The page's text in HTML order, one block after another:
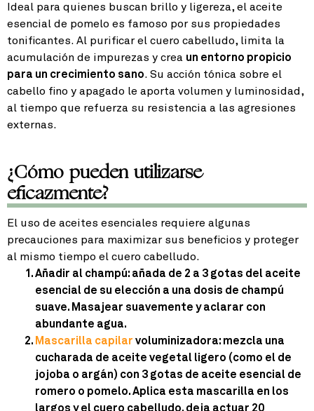
Ideal para quienes buscan brillo y ligereza, el aceite
esencial de pomelo es famoso por sus propiedades
tonificantes. Al purificar el cuero cabelludo, limita la
acumulación de impurezas y crea un entorno propicio
para un crecimiento sano. Su acción tónica sobre el
cabello fino y apagado le aporta volumen y luminosidad,
al tiempo que refuerza su resistencia a las agresiones
externas.
¿Cómo pueden utilizarse
eficazmente?
El uso de aceites esenciales requiere algunas
precauciones para maximizar sus beneficios y proteger
al mismo tiempo el cuero cabelludo.
Añadir al champú: añada de 2 a 3 gotas del aceite
esencial de su elección a una dosis de champú
suave. Masajear suavemente y aclarar con
abundante agua.
Mascarilla capilar voluminizadora: mezcla una
cucharada de aceite vegetal ligero (como el de
jojoba o argán) con 3 gotas de aceite esencial de
romero o pomelo. Aplica esta mascarilla en los
largos y el cuero cabelludo, deja actuar 20